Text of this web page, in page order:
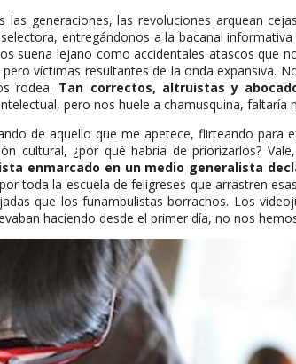
generaciones, las revoluciones arquean
entregándonos a la bacanal
suena lejano como accidentales atascos que
víctimas resultantes de la onda expansiva.
rodea. Tan correctos, altruistas y
pero nos huele a chamusquina, faltaría
de aquello que me apetece, flirteando
cultural, ¿por qué habría de priorizarlos?
enmarcado en un medio generalista
toda la escuela de feligreses que arrastren
que los funambulistas borrachos. Los
haciendo desde el primer día, no nos